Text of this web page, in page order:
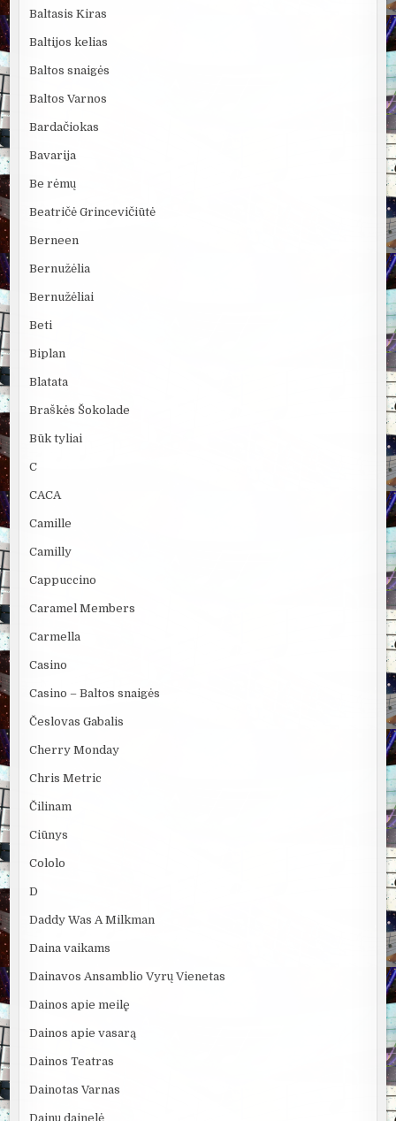
Baltasis Kiras
Baltijos kelias
Baltos snaigės
Baltos Varnos
Bardačiokas
Bavarija
Be rėmų
Beatričė Grincevičiūtė
Berneen
Bernužėlia
Bernužėliai
Beti
Biplan
Blatata
Braškės Šokolade
Būk tyliai
C
CACA
Camille
Camilly
Cappuccino
Caramel Members
Carmella
Casino
Casino – Baltos snaigės
Česlovas Gabalis
Cherry Monday
Chris Metric
Čilinam
Ciūnys
Cololo
D
Daddy Was A Milkman
Daina vaikams
Dainavos Ansamblio Vyrų Vienetas
Dainos apie meilę
Dainos apie vasarą
Dainos Teatras
Dainotas Varnas
Dainų dainelė